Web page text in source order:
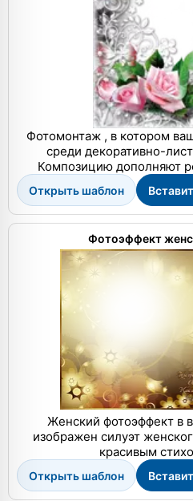
Фотомонтаж , в котором
среди декоративно-
Композицию дополняют
Открыть шаблон
Фотоэффект
Женский фотоэффект в
изображен силуэт
красивым
Открыть шаблон